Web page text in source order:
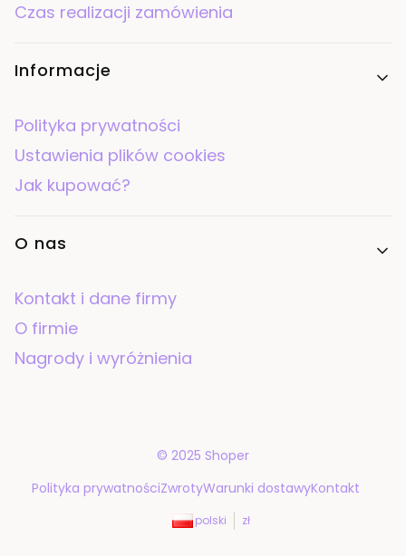
Czas realizacji zamówienia
Informacje
Polityka prywatności
Ustawienia plików cookies
Jak kupować?
O nas
Kontakt i dane firmy
O firmie
Nagrody i wyróżnienia
© 2025 Shoper
Polityka prywatnościZwrotyWarunki dostawyKontakt
polski zł